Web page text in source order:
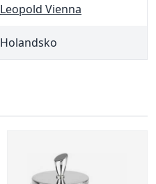
Leopold Vienna
Holandsko